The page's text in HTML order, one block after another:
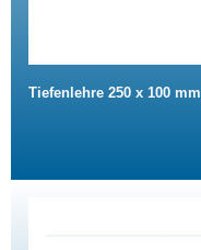
Tiefenlehre 250 x 100 mm